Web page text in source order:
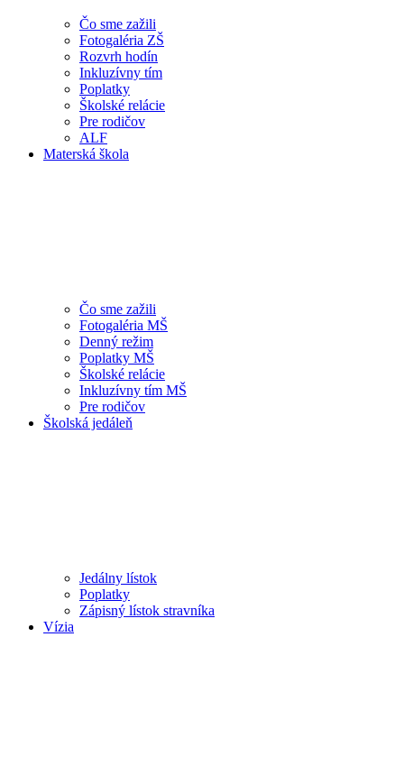
Čo sme zažili
Fotogaléria ZŠ
Rozvrh hodín
Inkluzívny tím
Poplatky
Školské relácie
Pre rodičov
ALF
Materská škola
Čo sme zažili
Fotogaléria MŠ
Denný režim
Poplatky MŠ
Školské relácie
Inkluzívny tím MŠ
Pre rodičov
Školská jedáleň
Jedálny lístok
Poplatky
Zápisný lístok stravníka
Vízia